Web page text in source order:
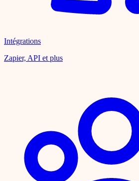
Intégrations
Zapier, API et plus